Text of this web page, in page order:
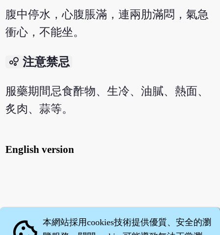
腹中停水，心腹脹滿，連兩肋滿悶，氣急
衝心，不能坐。
bubble_chart 注意禁忌
服藥期間忌食酢物、生冷、油膩、熱面、
炙肉、蒜等。
English version
本網站採用cookies技術提供優質、安全的瀏